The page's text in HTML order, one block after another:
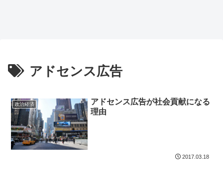
アドセンス広告
政治経済
アドセンス広告が社会貢献になる
理由
2017.03.18